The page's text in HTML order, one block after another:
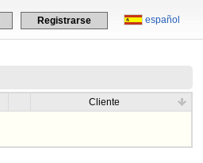
español
Registrarse
Cliente